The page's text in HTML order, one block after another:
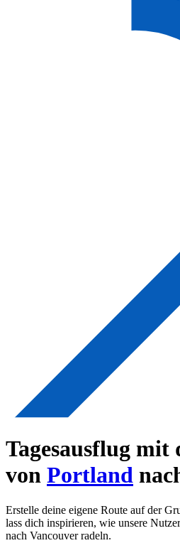
Tagesausflug
von Portland
Erstelle deine eigene Route auf der
lass dich inspirieren, wie unsere
nach Vancouver radeln.